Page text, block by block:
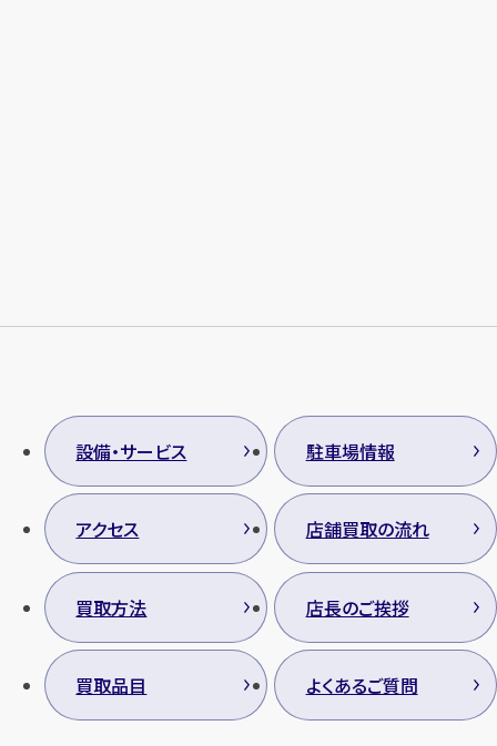
設備・サービス 駐車場情報
アクセス 店舗買取の流れ
買取方法 店長のご挨拶
買取品目 よくあるご質問